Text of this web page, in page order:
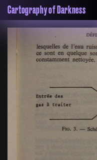
Cartography of Darkness
Periodical